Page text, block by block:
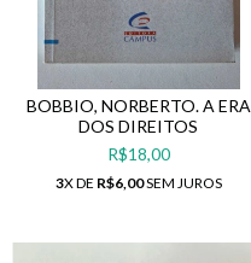
BOBBIO, NORBERTO. A ERA
DOS DIREITOS
R$18,00
3X DE R$6,00SEM JUROS